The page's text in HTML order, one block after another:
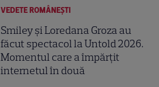
VEDETE ROMÂNEŞTI
Smiley și Loredana Groza au
făcut spectacol la Untold 2026.
Momentul care a împărțit
internetul în două